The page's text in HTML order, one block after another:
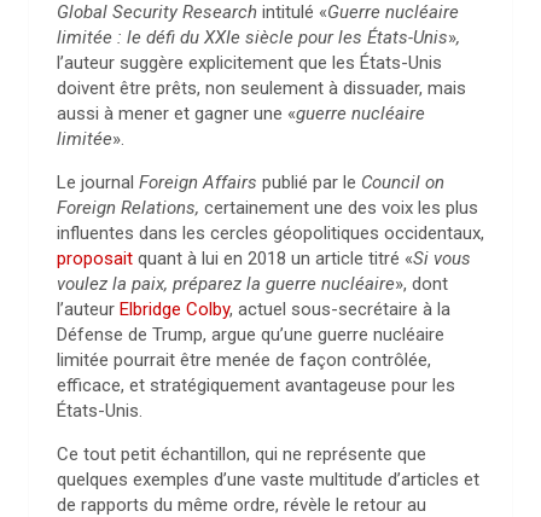
Global Security Research intitulé «Guerre nucléaire
limitée : le défi du XXIe siècle pour les États-Unis»,
l’auteur suggère explicitement que les États-Unis
doivent être prêts, non seulement à dissuader, mais
aussi à mener et gagner une «guerre nucléaire
limitée».
Le journal Foreign Affairs publié par le Council on
Foreign Relations, certainement une des voix les plus
influentes dans les cercles géopolitiques occidentaux,
proposait quant à lui en 2018 un article titré «Si vous
voulez la paix, préparez la guerre nucléaire», dont
l’auteur Elbridge Colby, actuel sous-secrétaire à la
Défense de Trump, argue qu’une guerre nucléaire
limitée pourrait être menée de façon contrôlée,
efficace, et stratégiquement avantageuse pour les
États-Unis.
Ce tout petit échantillon, qui ne représente que
quelques exemples d’une vaste multitude d’articles et
de rapports du même ordre, révèle le retour au